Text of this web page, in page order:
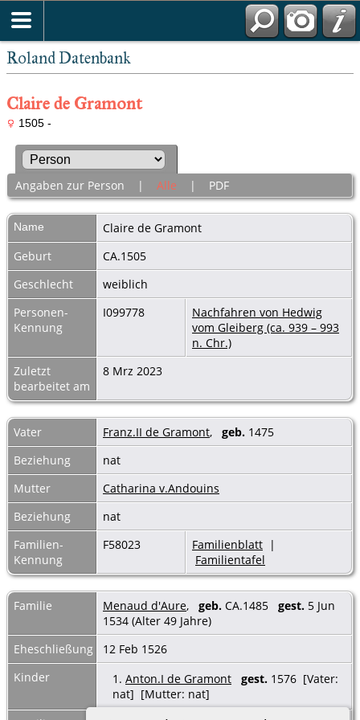
Roland Datenbank
Claire de Gramont
1505 -
Angaben zur Person | Alle | PDF
Name Claire de Gramont
Geburt
CA.1505
Geschlecht
weiblich
Personen-
Kennung
I099778
Nachfahren von Hedwig
vom Gleiberg (ca. 939 – 993
n. Chr.)
Zuletzt
bearbeitet am
8 Mrz 2023
Vater Franz.II de Gramont, geb. 1475
Beziehung
nat
Mutter
Catharina v.Andouins
Beziehung
nat
Familien-
Kennung
F58023 Familienblatt |
Familientafel
Familie Menaud d'Aure, geb. CA.1485 gest. 5 Jun
1534 (Alter 49 Jahre)
Eheschließung
12 Feb 1526
Kinder
1. Anton.I de Gramont gest. 1576 [Vater:
nat] [Mutter: nat]